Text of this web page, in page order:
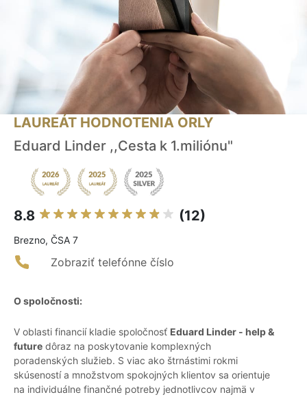
LAUREÁT HODNOTENIA ORLY
Eduard Linder ,,Cesta k 1.miliónu"
8.8 (12)
Brezno, ČSA 7
Zobraziť telefónne číslo
O spoločnosti:
V oblasti financií kladie spoločnosť Eduard Linder - help &
future dôraz na poskytovanie komplexných
poradenských služieb. S viac ako štrnástimi rokmi
skúseností a množstvom spokojných klientov sa orientuje
na individuálne finančné potreby jednotlivcov najmä v